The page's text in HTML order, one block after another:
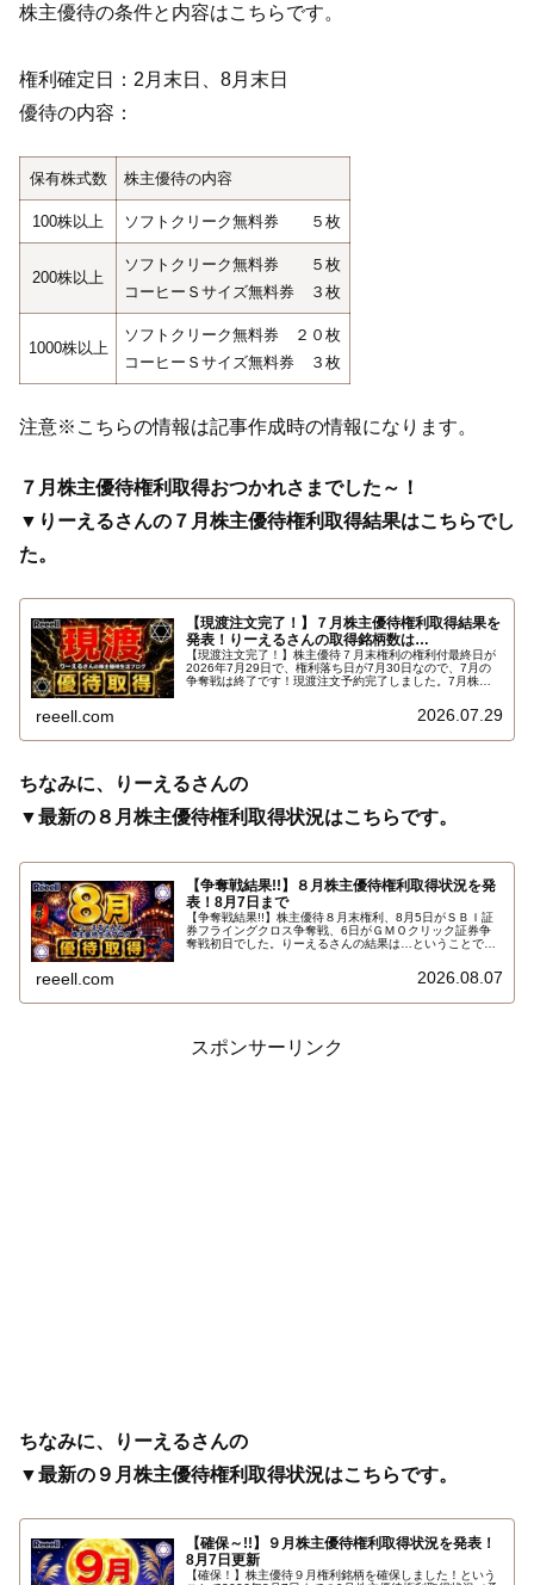
株主優待の条件と内容はこちらです。
権利確定日：2月末日、8月末日
優待の内容：
保有株式数 株主優待の内容
100株以上 ソフトクリーク無料券 ５枚
200株以上
ソフトクリーク無料券 ５枚
コーヒーＳサイズ無料券 ３枚
1000株以上
ソフトクリーク無料券 ２０枚
コーヒーＳサイズ無料券 ３枚
注意※こちらの情報は記事作成時の情報になります。
７月株主優待権利取得おつかれさまでした～！
▼りーえるさんの７月株主優待権利取得結果はこちらでし
た。
【現渡注文完了！】７月株主優待権利取得結果を
発表！りーえるさんの取得銘柄数は…
【現渡注文完了！】株主優待７月末権利の権利付最終日が
2026年7月29日で、権利落ち日が7月30日なので、7月の
争奪戦は終了です！現渡注文予約完了しました。7月株主
reeell.com 2026.07.29
ちなみに、りーえるさんの
▼最新の８月株主優待権利取得状況はこちらです。
【争奪戦結果!!】８月株主優待権利取得状況を発
表！8月7日まで
【争奪戦結果!!】株主優待８月末権利、8月5日がＳＢＩ証
券フライングクロス争奪戦、6日がＧＭＯクリック証券争
奪戦初日でした。りーえるさんの結果は…ということで、
含む）を報告します。最新の取得状況はこちらです…
reeell.com 2026.08.07
スポンサーリンク
ちなみに、りーえるさんの
▼最新の９月株主優待権利取得状況はこちらです。
【確保～!!】９月株主優待権利取得状況を発表！
8月7日更新
【確保！】株主優待９月権利銘柄を確保しました！という